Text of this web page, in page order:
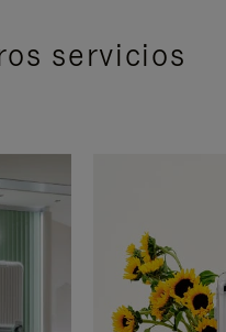
servicios